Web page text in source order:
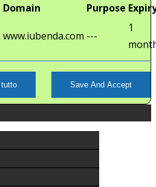
Domain Purpose
www.iubenda.com ---
1
Save And Accept